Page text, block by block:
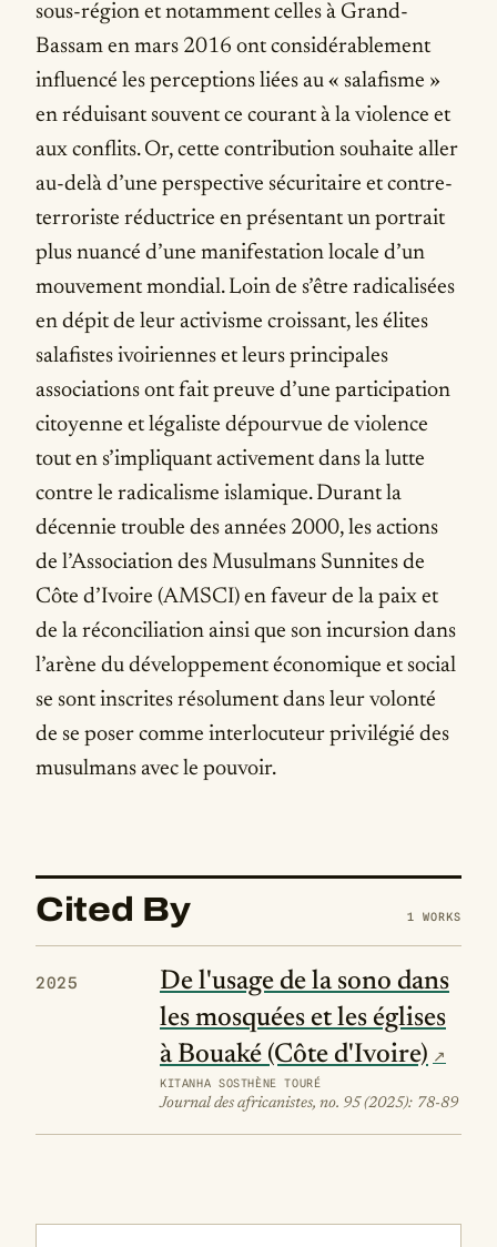
sous-région et notamment celles à Grand-
Bassam en mars 2016 ont considérablement
influencé les perceptions liées au « salafisme »
en réduisant souvent ce courant à la violence et
aux conflits. Or, cette contribution souhaite aller
au-delà d’une perspective sécuritaire et contre-
terroriste réductrice en présentant un portrait
plus nuancé d’une manifestation locale d’un
mouvement mondial. Loin de s’être radicalisées
en dépit de leur activisme croissant, les élites
salafistes ivoiriennes et leurs principales
associations ont fait preuve d’une participation
citoyenne et légaliste dépourvue de violence
tout en s’impliquant activement dans la lutte
contre le radicalisme islamique. Durant la
décennie trouble des années 2000, les actions
de l’Association des Musulmans Sunnites de
Côte d’Ivoire (AMSCI) en faveur de la paix et
de la réconciliation ainsi que son incursion dans
l’arène du développement économique et social
se sont inscrites résolument dans leur volonté
de se poser comme interlocuteur privilégié des
musulmans avec le pouvoir.
Cited By 1 WORKS
2025
De l'usage de la sono dans
les mosquées et les églises
à Bouaké (Côte d'Ivoire)
KITANHA SOSTHÈNE TOURÉ
Journal des africanistes, no. 95 (2025): 78-89